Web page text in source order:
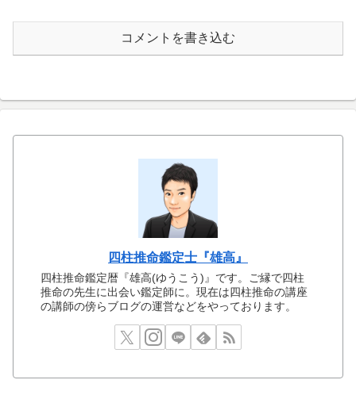
コメントを書き込む
四柱推命鑑定士『雄高』
四柱推命鑑定暦『雄高(ゆうこう)』です。ご縁で四柱
推命の先生に出会い鑑定師に。現在は四柱推命の講座
の講師の傍らブログの運営などをやっております。